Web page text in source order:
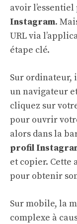
avoir
Instagram.
URL via
étape clé.
Sur ordinateur,
un navigateur
cliquez sur
pour ouvrir
alors dans la
profil
et copier. Cette
pour obtenir
Sur mobile, la
complexe à